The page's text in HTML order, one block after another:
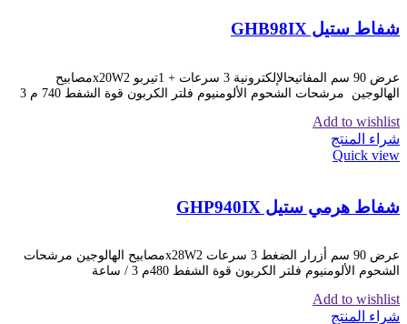
شفاط ستيل GHB98IX
عرض 90 سم المفاتيحالإلكترونية 3 سرعات + 1تيربو x20W2مصابيح
الهالوجين مرشحات الشحوم الألومنيوم فلتر الكربون قوة الشفط 740 م 3
Add to wishlist
شراء المنتج
Quick view
شفاط هرمي ستيل GHP940IX
عرض 90 سم أزرار الضغط 3 سرعات x28W2مصابيح الهالوجين مرشحات
الشحوم الألومنيوم فلتر الكربون قوة الشفط 480م 3 / ساعة
Add to wishlist
شراء المنتج